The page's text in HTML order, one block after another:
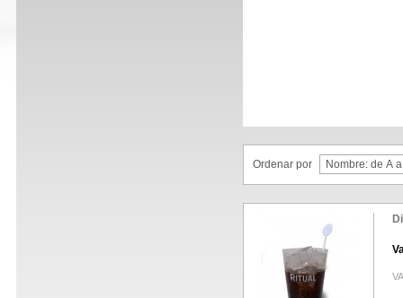
Ordenar por